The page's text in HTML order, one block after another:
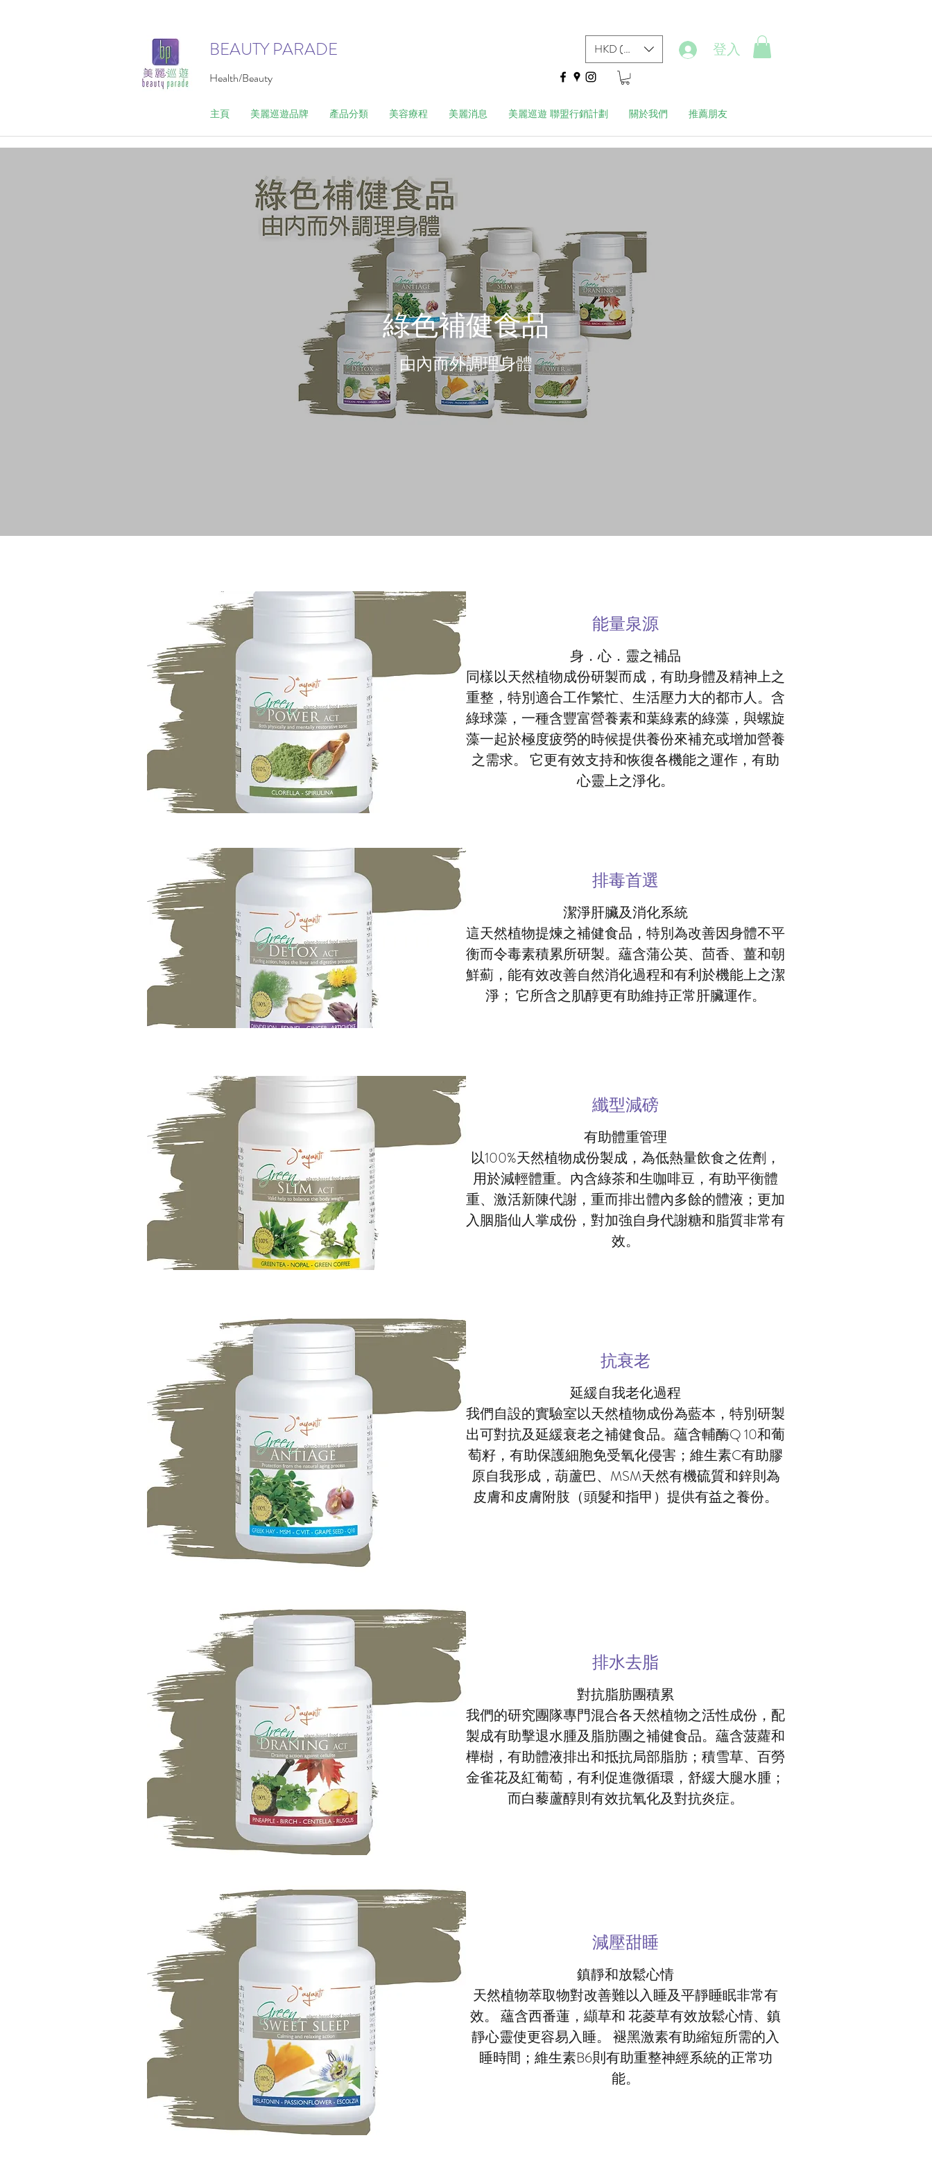
BEAUTY PARADE
Health/Beauty
HKD (HK$) 登入
主頁 美麗巡遊品牌 產品分類 美容療程 美麗消息 美麗巡遊 聯盟行銷計劃 關於我們 推薦朋友
綠色補健食品
​由內而外調理身體
能量泉源
身．心．靈之補品
同樣以天然植物成份研製而成，有助身體及精神上之
重整，特別適合工作繁忙、生活壓力大的都市人。含
綠球藻，一種含豐富營養素和葉綠素的綠藻，與螺旋
藻一起於極度疲勞的時候提供養份來補充或增加營養
之需求。 它更有效支持和恢復各機能之運作，有助
心靈上之淨化。
排毒首選
潔淨肝臟及消化系統
這天然植物提煉之補健食品，特別為改善因身體不平
衡而令毒素積累所研製。蘊含蒲公英、茴香、薑和朝
鮮薊，能有效改善自然消化過程和有利於機能上之潔
淨； 它所含之肌醇更有助維持正常肝臟運作。
纖型減磅
有助體重管理
以100%天然植物成份製成，為低熱量飲食之佐劑，
用於減輕體重。內含綠茶和生咖啡豆，有助平衡體
重、激活新陳代謝，重而排出體內多餘的體液；更加
入胭脂仙人掌成份，對加強自身代謝糖和脂質非常有
效。
抗衰老
延緩自我老化過程
我們自設的實驗室以天然植物成份為藍本，特別研製
出可對抗及延緩衰老之補健食品。蘊含輔酶Q 10和葡
萄籽，有助保護細胞免受氧化侵害；維生素C有助膠
原自我形成，葫蘆巴、MSM天然有機硫質和鋅則為
皮膚和皮膚附肢（頭髮和指甲）提供有益之養份。
排水去脂
對抗脂肪團積累
我們的研究團隊專門混合各天然植物之活性成份，配
製成有助擊退水腫及脂肪團之補健食品。蘊含菠蘿和
樺樹，有助體液排出和抵抗局部脂肪；積雪草、百勞
金雀花及紅葡萄，有利促進微循環，舒緩大腿水腫；
而白藜蘆醇則有效抗氧化及對抗炎症。
減壓甜睡
鎮靜和放鬆心情
天然植物萃取物對改善難以入睡及平靜睡眠非常有
效。 蘊含西番蓮，纈草和 花菱草有效放鬆心情、鎮
靜心靈使更容易入睡。 褪黑激素有助縮短所需的入
睡時間；維生素B6則有助重整神經系統的正常功
能。